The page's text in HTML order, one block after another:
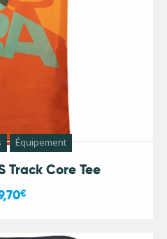
Équipement
Track Core Tee
€